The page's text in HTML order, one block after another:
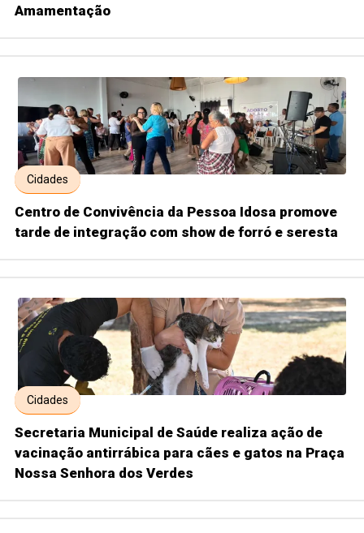
Amamentação
Cidades
Centro de Convivência da Pessoa Idosa promove
tarde de integração com show de forró e seresta
Cidades
Secretaria Municipal de Saúde realiza ação de
vacinação antirrábica para cães e gatos na Praça
Nossa Senhora dos Verdes